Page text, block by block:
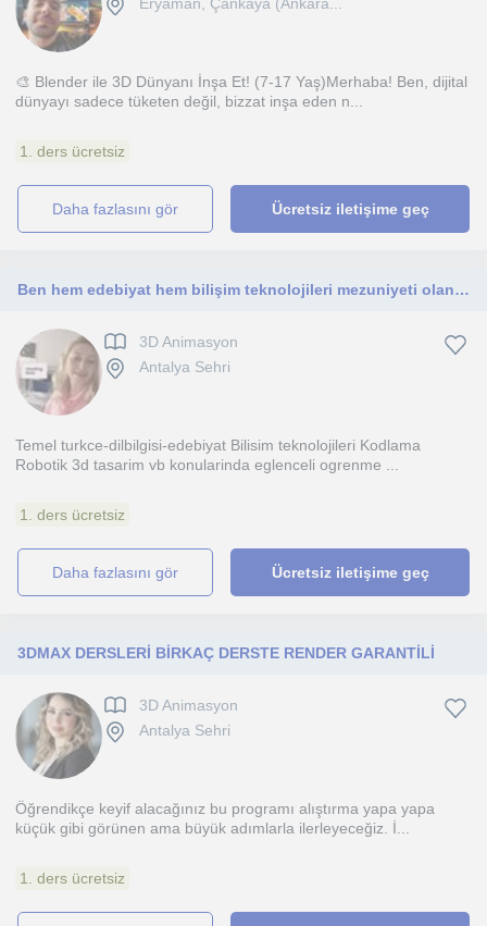
Eryaman, Çankaya (Ankara...
🎨 Blender ile 3D Dünyanı İnşa Et! (7-17 Yaş)Merhaba! Ben, dijital
dünyayı sadece tüketen değil, bizzat inşa eden n...
1. ders ücretsiz
daha fazlasını gör Ücretsiz iletişime geç
Ben hem edebiyat hem bilişim teknolojileri mezuniyeti olan ger kademeye ihtiyac dogrultusunda 10 yildir egitim veren ogretmenim
3D Animasyon
Antalya Sehri
Temel turkce-dilbilgisi-edebiyat Bilisim teknolojileri Kodlama
Robotik 3d tasarim vb konularinda eglenceli ogrenme ...
1. ders ücretsiz
daha fazlasını gör Ücretsiz iletişime geç
3DMAX DERSLERİ BİRKAÇ DERSTE RENDER GARANTİLİ
3D Animasyon
Antalya Sehri
Öğrendikçe keyif alacağınız bu programı alıştırma yapa yapa
küçük gibi görünen ama büyük adımlarla ilerleyeceğiz. İ...
1. ders ücretsiz